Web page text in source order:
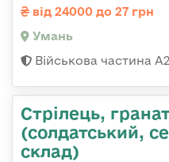
від 24000 до 27 грн
Умань
Військова частина
Стрілець,
(солдатський,
склад)